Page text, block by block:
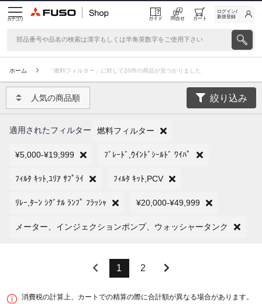
カテゴリ ガイド 問合せ カート
ログイン/
新規登録
ホーム 「燃料フィルター」に対して20件の商品が見つかりました
人気の商品順 絞り込み
適用されたフィルター 燃料フィルター
¥5,000-¥19,999 ﾌﾞﾚｰﾄﾞ,ｳｲﾝﾄﾞｼｰﾙﾄﾞ ﾜｲﾊﾟ
ﾌｨﾙﾀ ｷｯﾄ,ﾕﾘｱ ｻﾌﾟﾗｲ ﾌｨﾙﾀ ｷｯﾄ,PCV
ﾘﾚｰ,ﾀｰﾝ ｼｸﾞﾅﾙ ﾗﾝﾌﾟ ﾌﾗｯｼｬ ¥20,000-¥49,999
メーター、インジェクションポンプ、ウォッシャータンク
1 2
消費税の計算上、カートでの精算の際に合計額が異なる場合があります。